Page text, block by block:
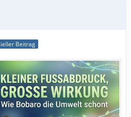
Beitrag